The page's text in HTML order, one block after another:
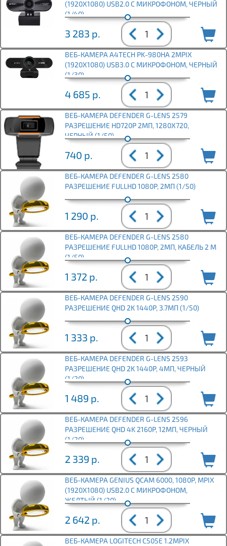
(1920X1080) USB2.0 С МИКРОФОНОМ, ЧЕРНЫЙ
(1/40)
3 283 р.
ВЕБ-КАМЕРА A4TECH PK-980HA 2MPIX
(1920X1080) USB3.0 С МИКРОФОНОМ, ЧЕРНЫЙ
(1/30)
4 685 р.
ВЕБ-КАМЕРА DEFENDER G-LENS 2579
РАЗРЕШЕНИЕ HD720P 2МП, 1280X720,
ЧЕРНЫЙ (1/50)
740 р.
ВЕБ-КАМЕРА DEFENDER G-LENS 2580
РАЗРЕШЕНИЕ FULLHD 1080P, 2МП (1/50)
1 290 р.
ВЕБ-КАМЕРА DEFENDER G-LENS 2580
РАЗРЕШЕНИЕ FULLHD 1080P, 2МП, КАБЕЛЬ 2 М
(1/50)
1 372 р.
ВЕБ-КАМЕРА DEFENDER G-LENS 2590
РАЗРЕШЕНИЕ QHD 2K 1440P, 3.7МП (1/50)
1 333 р.
ВЕБ-КАМЕРА DEFENDER G-LENS 2593
РАЗРЕШЕНИЕ QHD 2K 1440P, 4МП, ЧЕРНЫЙ
(1/20)
1 489 р.
ВЕБ-КАМЕРА DEFENDER G-LENS 2596
РАЗРЕШЕНИЕ QHD 4K 2160P, 12МП, ЧЕРНЫЙ
(1/20)
2 339 р.
ВЕБ-КАМЕРА GENIUS QCAM 6000, 1080P, MPIX
(1920X1080) USB2.0 С МИКРОФОНОМ,
ЖЕЛТЫЙ (1/20)
2 642 р.
ВЕБ-КАМЕРА LOGITECH C505E 1.2MPIX